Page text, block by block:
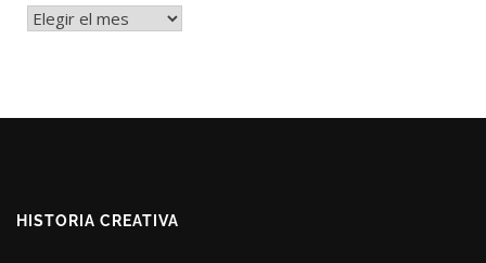
Archivos
HISTORIA CREATIVA